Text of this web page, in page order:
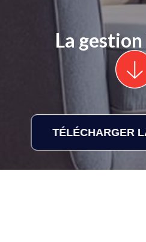
La
TÉLÉCHARGER